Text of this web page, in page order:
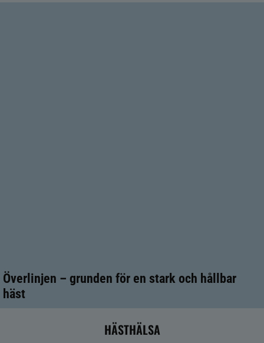
Överlinjen – grunden för en stark och hållbar
häst
HÄSTHÄLSA